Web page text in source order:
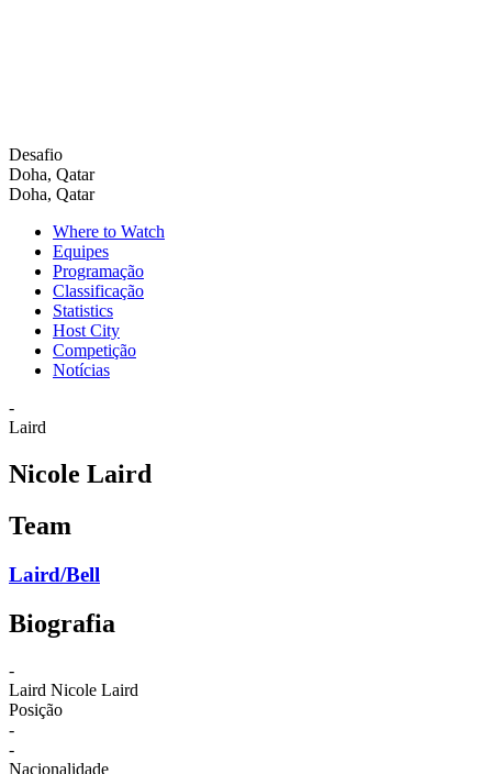
Desafio
Doha, Qatar
Doha, Qatar
Where to Watch
Equipes
Programação
Classificação
Statistics
Host City
Competição
Notícias
-
Laird
Nicole Laird
Team
Laird/Bell
Biografia
-
Laird Nicole Laird
Posição
-
-
Nacionalidade